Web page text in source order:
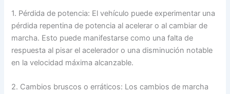
1. Pérdida de potencia: El vehículo puede experimentar una
pérdida repentina de potencia al acelerar o al cambiar de
marcha. Esto puede manifestarse como una falta de
respuesta al pisar el acelerador o una disminución notable
en la velocidad máxima alcanzable.
2. Cambios bruscos o erráticos: Los cambios de marcha